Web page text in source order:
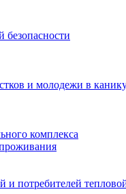
и молодежи в
комплекса
потребителей